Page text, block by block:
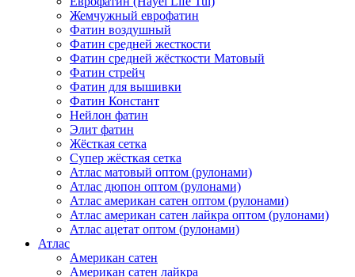
Жемчужный еврофатин
Фатин воздушный
Фатин средней жесткости
Фатин средней жёсткости Матовый
Фатин стрейч
Фатин для вышивки
Фатин Констант
Нейлон фатин
Элит фатин
Жёсткая сетка
Супер жёсткая сетка
Атлас матовый оптом (рулонами)
Атлас дюпон оптом (рулонами)
Атлас американ сатен оптом (рулонами)
Атлас американ сатен лайкра оптом (рулонами)
Атлас ацетат оптом (рулонами)
Атлас
Американ сатен
Американ сатен лайкра